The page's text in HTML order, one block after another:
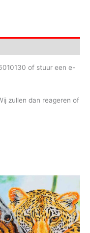
of stuur een e-
zullen dan reageren of